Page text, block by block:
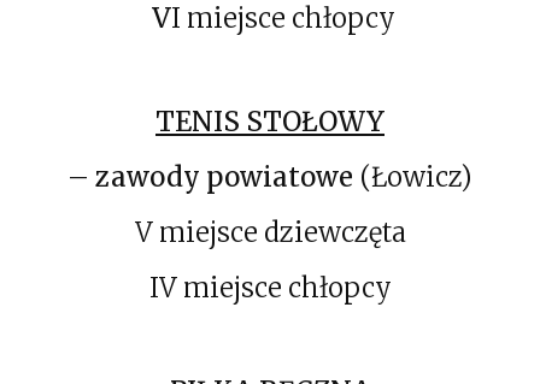
VI miejsce chłopcy
TENIS STOŁOWY
– zawody powiatowe (Łowicz)
V miejsce dziewczęta
IV miejsce chłopcy